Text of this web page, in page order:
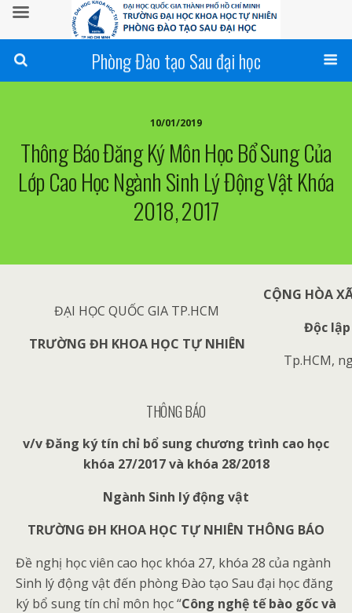
Phòng Đào tạo Sau đại học
10/01/2019
Thông Báo Đăng Ký Môn Học Bổ Sung Của
Lớp Cao Học Ngành Sinh Lý Động Vật Khóa
2018, 2017
ĐẠI HỌC QUỐC GIA TP.HCM
TRƯỜNG ĐH KHOA HỌC TỰ NHIÊN
CỘNG HÒA
Độc lập
Tp.HCM,
THÔNG BÁO
v/v Đăng ký tín chỉ bổ sung chương trình cao học
khóa 27/2017 và khóa 28/2018
Ngành Sinh lý động vật
TRƯỜNG ĐH KHOA HỌC TỰ NHIÊN THÔNG BÁO
Đề nghị học viên cao học khóa 27, khóa 28 của ngành
Sinh lý động vật đến phòng Đào tạo Sau đại học đăng
ký bổ sung tín chỉ môn học “Công nghệ tế bào gốc và